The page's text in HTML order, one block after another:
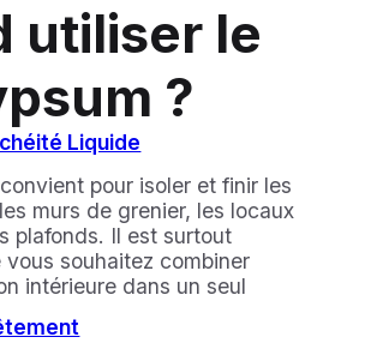
Liquide
utiliser le
?
pour isoler et finir les
murs de grenier, les locaux
plafonds. Il est surtout
souhaitez combiner
intérieure dans un seul